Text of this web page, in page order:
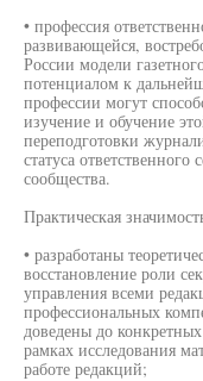
• профессия
развивающейся,
России модели
потенциалом к
профессии могут
изучение и обучение
переподготовки
статуса ответственного
сообщества.
Практическая
• разработаны
восстановление роли
управления всеми
профессиональных
доведены до
рамках исследования
работе редакций;